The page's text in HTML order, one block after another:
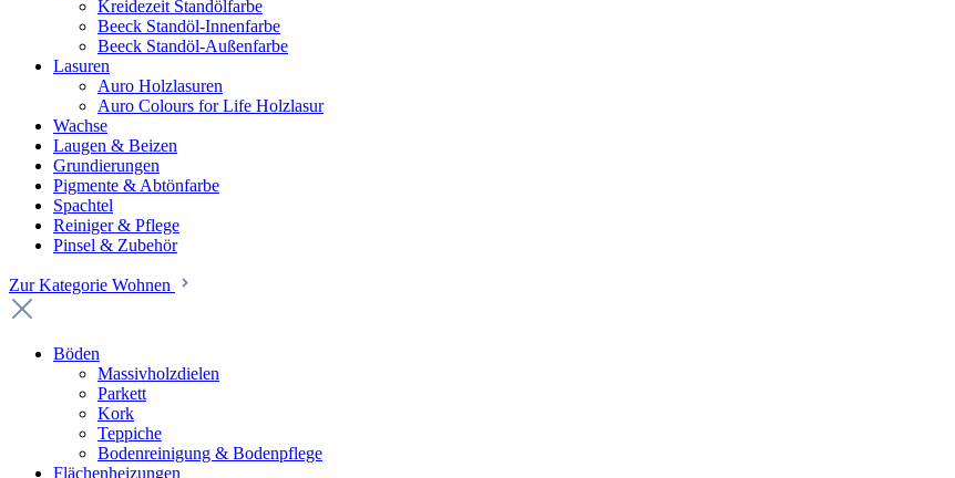
Kreidezeit Standölfarbe
Beeck Standöl-Innenfarbe
Beeck Standöl-Außenfarbe
Lasuren
Auro Holzlasuren
Auro Colours for Life Holzlasur
Wachse
Laugen & Beizen
Grundierungen
Pigmente & Abtönfarbe
Spachtel
Reiniger & Pflege
Pinsel & Zubehör
Zur Kategorie Wohnen
Böden
Massivholzdielen
Parkett
Kork
Teppiche
Bodenreinigung & Bodenpflege
Flächenheizungen